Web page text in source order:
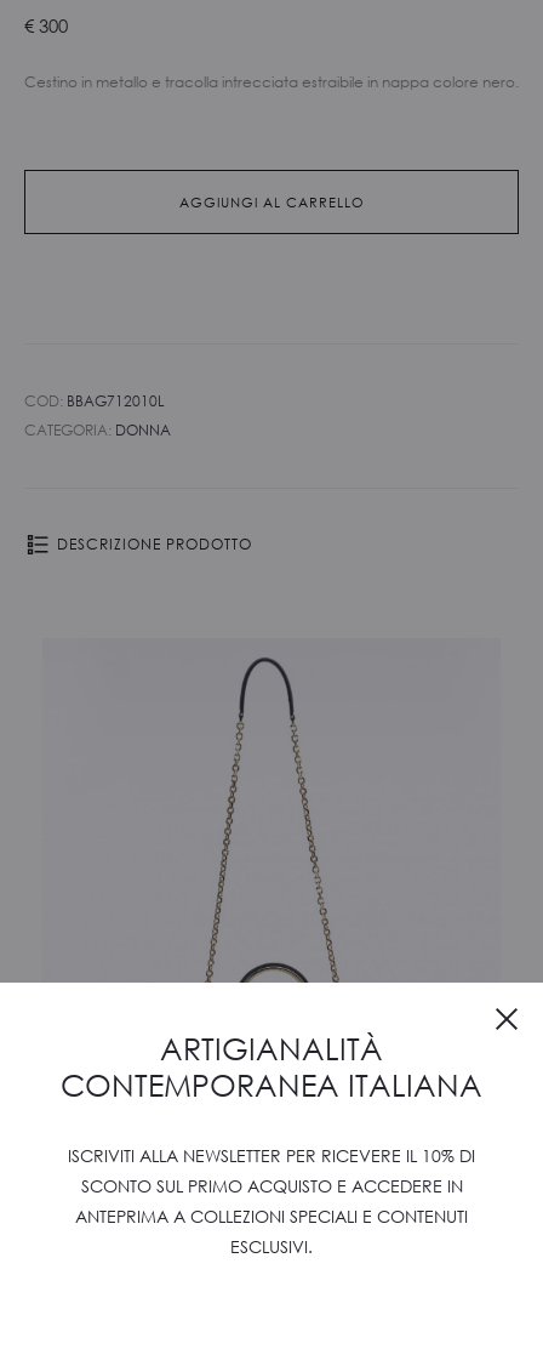
Cestino in metallo e tracolla intrecciata estraibile in nappa colore nero.
€ 300
AGGIUNGI AL CARRELLO
COD: BBAG712010L
CATEGORIA: DONNA
DESCRIZIONE PRODOTTO
AMLETO 20
€1150
ARTIGIANALITÀ
CONTEMPORANEA ITALIANA
ISCRIVITI ALLA NEWSLETTER PER RICEVERE IL 10% DI
SCONTO SUL PRIMO ACQUISTO E ACCEDERE IN
ANTEPRIMA A COLLEZIONI SPECIALI E CONTENUTI
ESCLUSIVI.